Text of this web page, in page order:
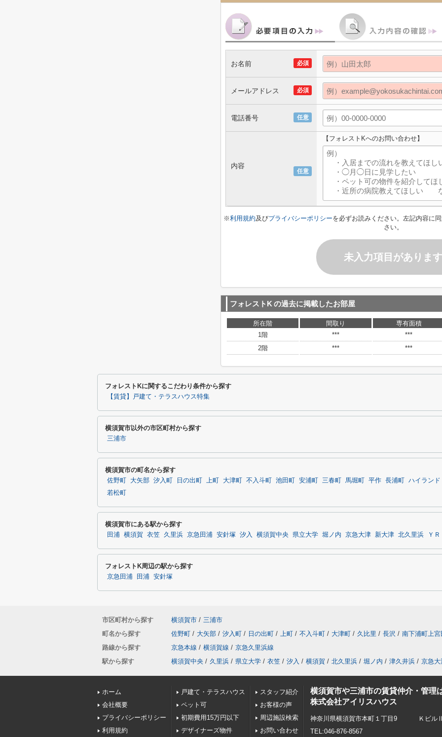
必須
お名前
必須
メールアドレス
任意
電話番号
任意
内容
【フォレストKへのお問い合わせ】
※利用規約及びプライバシーポリシーを必ずお読みください。左記内容に
さい。
未入力項目があります
フォレストK の過去に掲載したお部屋
所在階 間取り
専有面積
1階
***
***
2階
*** ***
フォレストKに関するこだわり条件から探す
【賃貸】戸建て・テラスハウス特集
横須賀市以外の市区町村から探す
三浦市
横須賀市の町名から探す
佐野町 大矢部 汐入町 日の出町 上町 大津町 不入斗町 池田町 安浦町 三春町 馬堀町 平作 長浦町
ハイランド
若松町
横須賀市にある駅から探す
田浦 横須賀 衣笠 久里浜 京急田浦 安針塚 汐入 横須賀中央 県立大学 堀ノ内 京急大津 新大津 北久里浜 Ｙ
フォレストK周辺の駅から探す
京急田浦 田浦 安針塚
市区町村から探す 横須賀市 / 三浦市
町名から探す
佐野町 / 大矢部 / 汐入町 / 日の出町 / 上町 / 不入斗町 / 大津町 / 久比里 / 長沢 / 南下浦町上宮
路線から探す
京急本線 / 横須賀線 / 京急久里浜線
駅から探す
横須賀中央 / 久里浜 / 県立大学 / 衣笠 / 汐入 / 横須賀 / 北久里浜 / 堀ノ内 / 津久井浜 / 京急大
ホーム
会社概要
プライバシーポリシー
利用規約
戸建て・テラスハウス
ペット可
初期費用15万円以下
デザイナーズ物件
スタッフ紹介
お客様の声
周辺施設検索
お問い合わせ
横須賀市や三浦市の賃貸仲介・管理
株式会社アイリスハウス
神奈川県横須賀市本町１丁目9 Ｋビル
TEL:046-876-8567